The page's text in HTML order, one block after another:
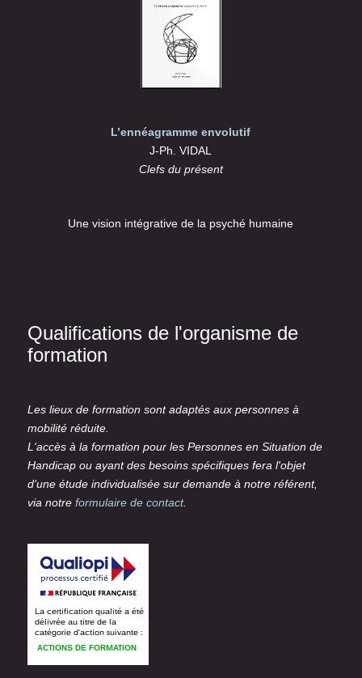
L’ennéagramme envolutif
J-Ph. VIDAL
Clefs du présent
Une vision intégrative de la psyché humaine
Qualifications de l'organisme de
formation
Les lieux de formation sont adaptés aux personnes à
mobilité réduite.
L'accès à la formation pour les Personnes en Situation de
Handicap ou ayant des besoins spécifiques fera l'objet
d'une étude individualisée sur demande à notre référent,
via notre formulaire de contact.